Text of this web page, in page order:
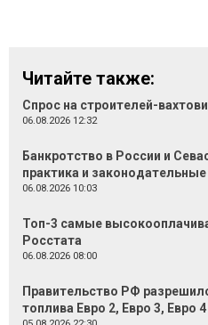
Читайте также:
Спрос на строителей-
06.08.2026 12:32
Банкротство в России и
практика и
06.08.2026 10:03
Топ-3 самые
Росстата
06.08.2026 08:00
Правительство РФ
топлива Евро 2, Евро 3, Евро 4